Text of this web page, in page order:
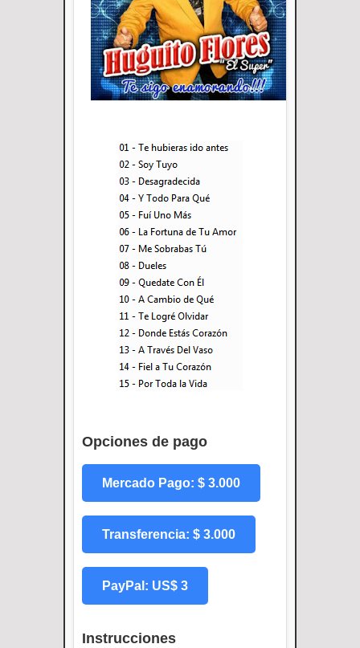
Opciones de pago
Mercado Pago: $ 3.000
Transferencia: $ 3.000
PayPal: US$ 3
Instrucciones